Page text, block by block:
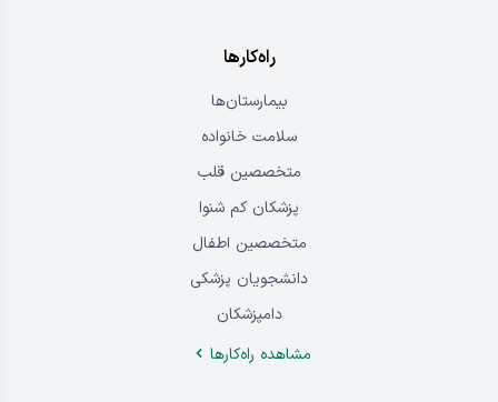
راه‌کارها
بیمارستان‌ها
سلامت خانواده
متخصصین قلب
پزشکان کم شنوا
متخصصین اطفال
دانشجویان پزشکی
دامپزشکان
مشاهده راه‌کار‌ها